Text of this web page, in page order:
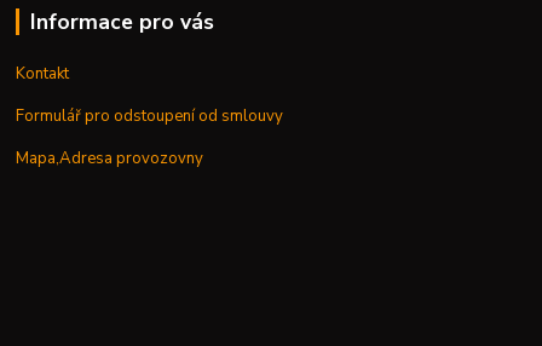
Informace pro vás
Kontakt
Formulář pro odstoupení od smlouvy
Mapa,Adresa provozovny